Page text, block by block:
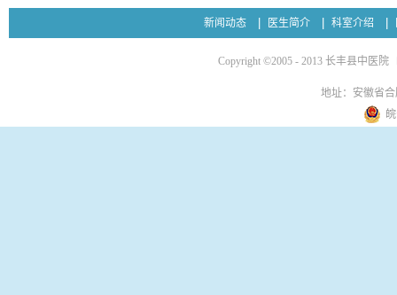
新闻动态 医生简介 科室介绍
Copyright ©2005 - 2013 长丰县中医院
地址：安徽省